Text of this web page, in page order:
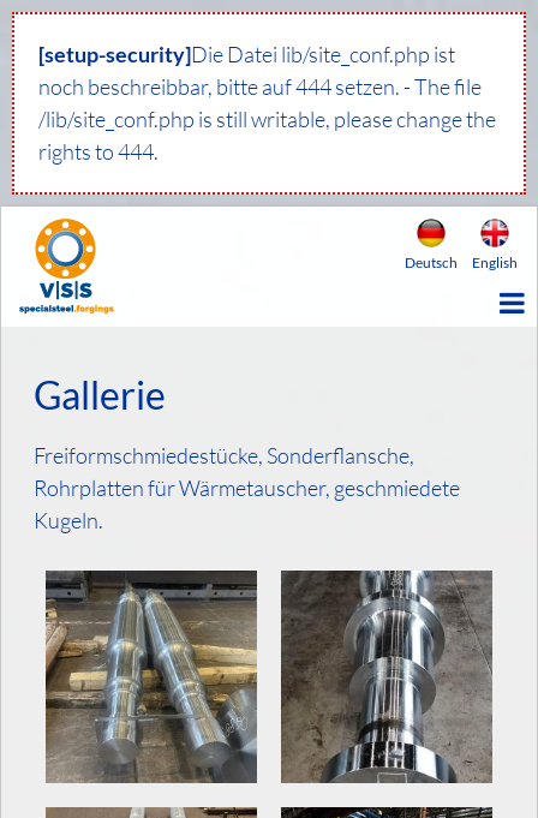
[setup-security]Die Datei lib/site_conf.php ist
noch beschreibbar, bitte auf 444 setzen. - The file
/lib/site_conf.php is still writable, please change the
rights to 444.
specialsteel-
forgins.com
Deutsch English
Gallerie
Freiformschmiedestücke, Sonderflansche,
Rohrplatten für Wärmetauscher, geschmiedete
Kugeln.